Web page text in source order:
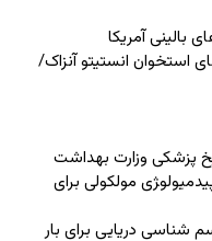
بالینی آمریکا
استخوان انستیتو آنزاک/
پزشکی وزارت بهداشت
مولکولی برای
دریایی برای بار